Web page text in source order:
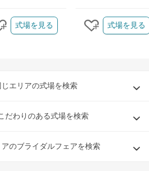
リップする
式場を見る
クリップする
式場を見る
じエリアの式場を検索
だわりのある式場を検索
アのブライダルフェアを検索